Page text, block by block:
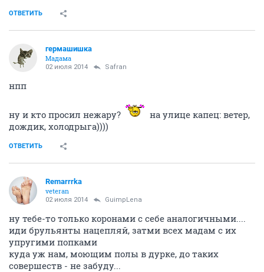
ОТВЕТИТЬ
гермашишка
Мадама
02 июля 2014 Safran
нпп
ну и кто просил нежару?
на улице капец: ветер,
дождик, холодрыга))))
ОТВЕТИТЬ
Remarrrka
veteran
02 июля 2014 GuimpLena
ну тебе-то только коронами с себе аналогичными....
иди брульянты нацепляй, затми всех мадам с их
упругими попками
куда уж нам, моющим полы в дурке, до таких
совершеств - не забуду...